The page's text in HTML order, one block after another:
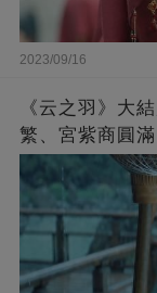
2023/09/16
《云之羽》大
繁、宮紫商圓滿